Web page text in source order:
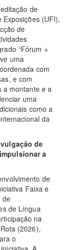
de
(UFI),
de
“Fórum +
uma
com
e com
a montante e a
uma
como a
da
de
a
de
Faixa e
de
de Língua
na
(2026),
o